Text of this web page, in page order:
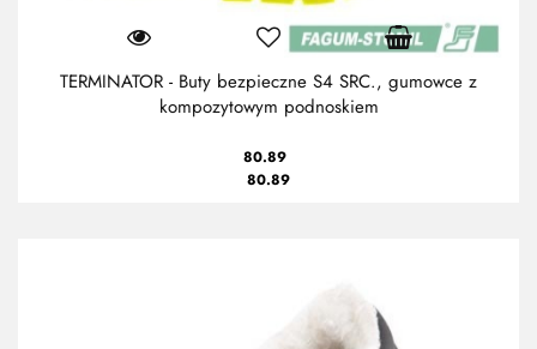
TERMINATOR - Buty bezpieczne S4 SRC., gumowce z
kompozytowym podnoskiem
80.89
80.89